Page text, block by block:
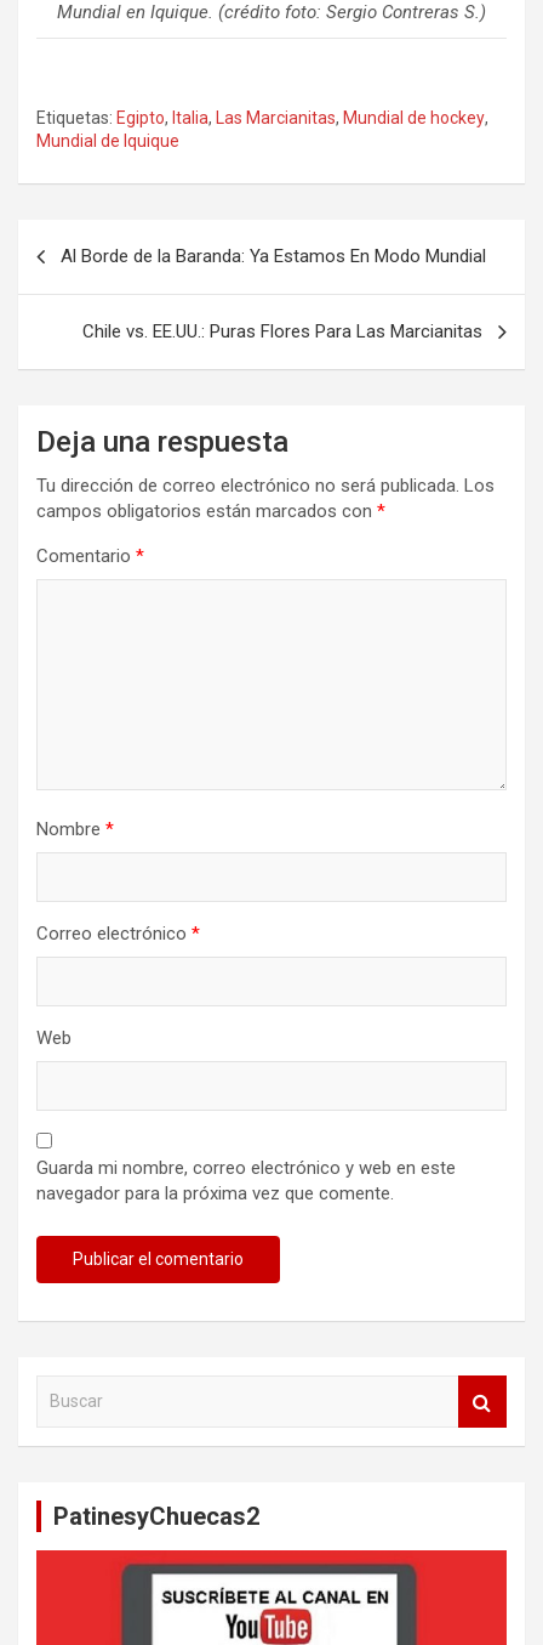
Mundial en Iquique. (crédito foto: Sergio Contreras S.)
Etiquetas: Egipto, Italia, Las Marcianitas, Mundial de hockey,
Mundial de Iquique
entradas
Al Borde de la Baranda: Ya Estamos En Modo Mundial
Chile vs. EE.UU.: Puras Flores Para Las Marcianitas
Deja una respuesta
Tu dirección de correo electrónico no será publicada. Los
campos obligatorios están marcados con *
Comentario *
Nombre *
Correo electrónico *
Web
Guarda mi nombre, correo electrónico y web en este
navegador para la próxima vez que comente.
PatinesyChuecas2